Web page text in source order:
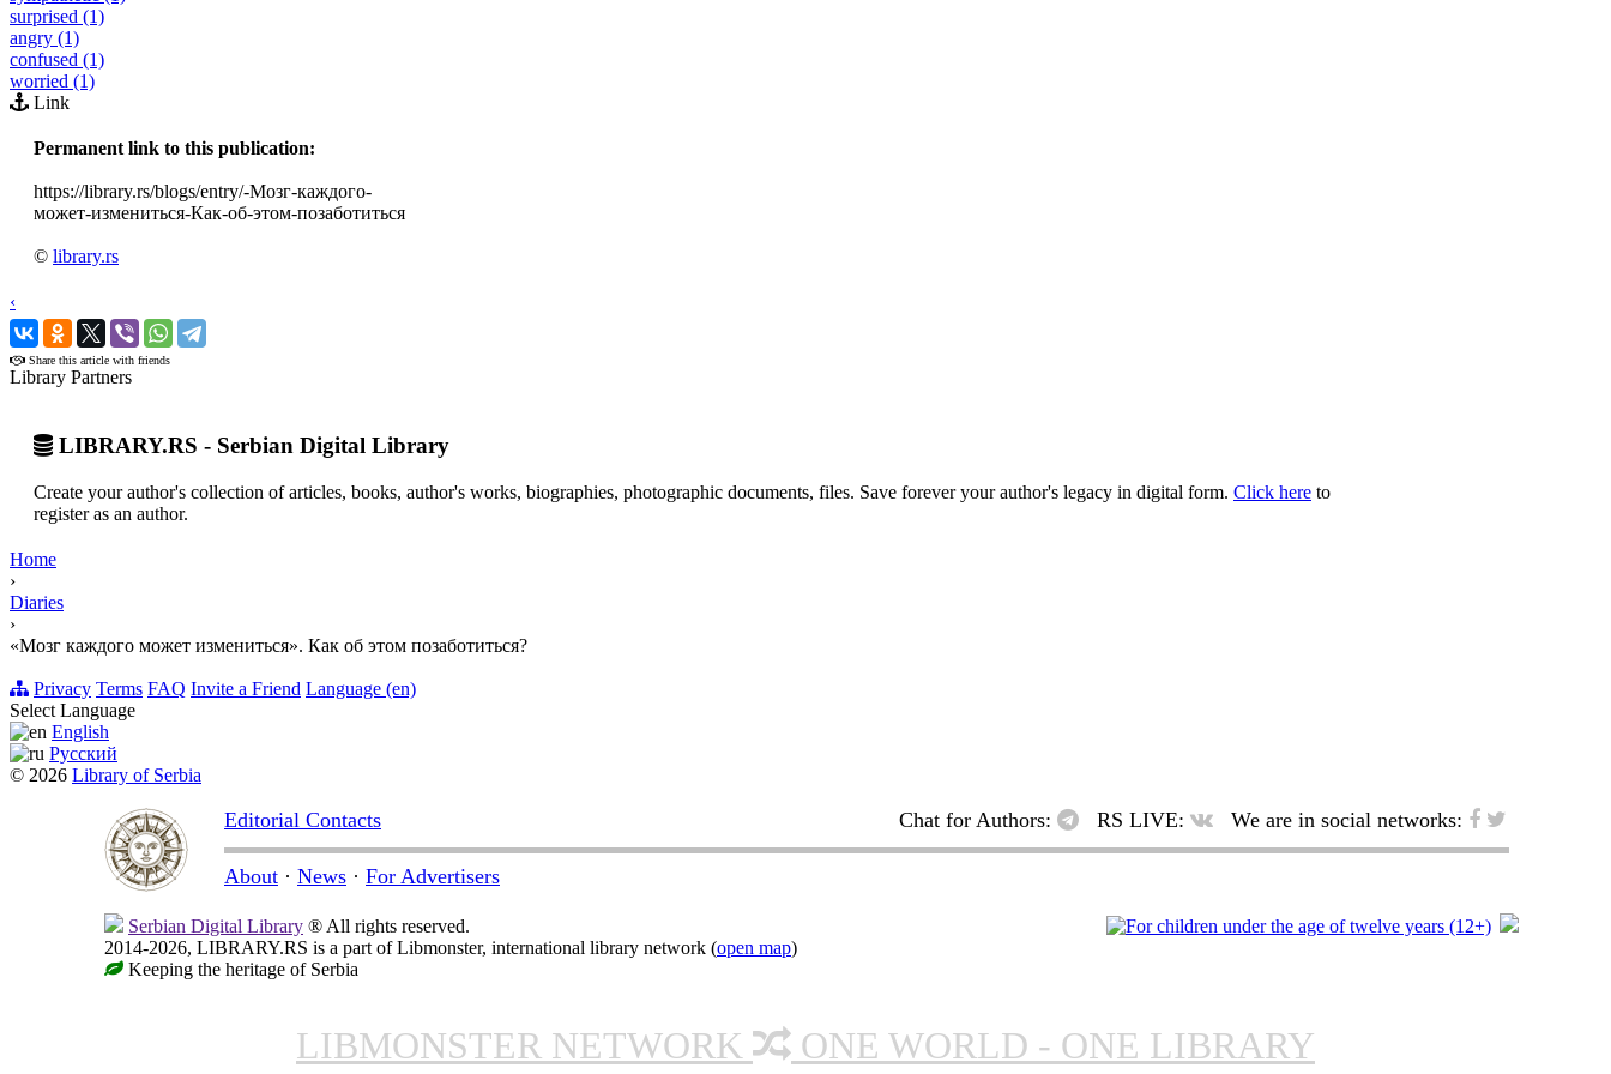
surprised (1)
angry (1)
confused (1)
worried (1)
Link
Permanent link to this publication:
https://library.rs/blogs/entry/-Мозг-каждого-
может-измениться-Как-об-этом-позаботиться
© library.rs
‹
›
Share this article with friends
Library Partners
LIBRARY.RS - Serbian Digital Library
Create your author's collection of articles, books, author's works, biographies, photographic documents, files. Save forever your author's legacy in digital form. Click here to
register as an author.
Home
›
Diaries
›
«Мозг каждого может измениться». Как об этом позаботиться?
Privacy Terms FAQ Invite a Friend Language (en)
Select Language
English
Русский
© 2026 Library of Serbia
Editorial Contacts Chat for Authors: RS LIVE: We are in social networks:
About · News · For Advertisers
Serbian Digital Library ® All rights reserved.
2014-2026, LIBRARY.RS is a part of Libmonster, international library network (open map)
Keeping the heritage of Serbia
LIBMONSTER NETWORK ONE WORLD - ONE LIBRARY